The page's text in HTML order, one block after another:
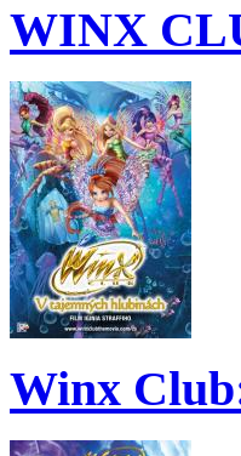
WINX
Winx